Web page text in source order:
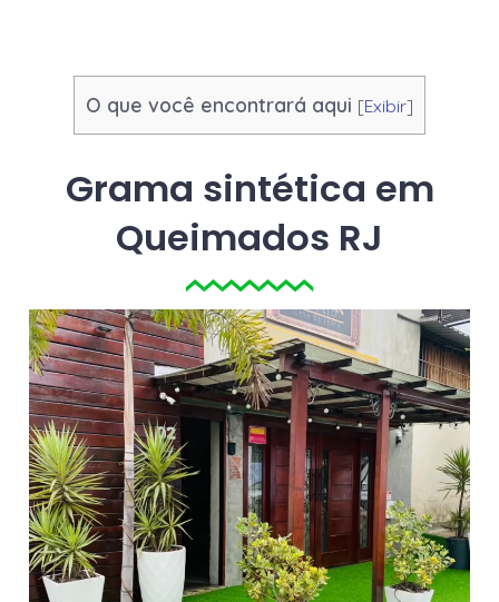
O que você encontrará aqui [Exibir]
Grama sintética em
Queimados RJ